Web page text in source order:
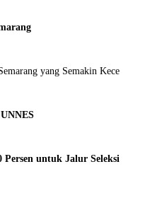
yang Semakin Kece
untuk Jalur Seleksi